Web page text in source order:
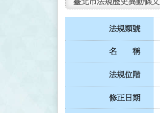
法規類號
名 稱
法規位階
修正日期